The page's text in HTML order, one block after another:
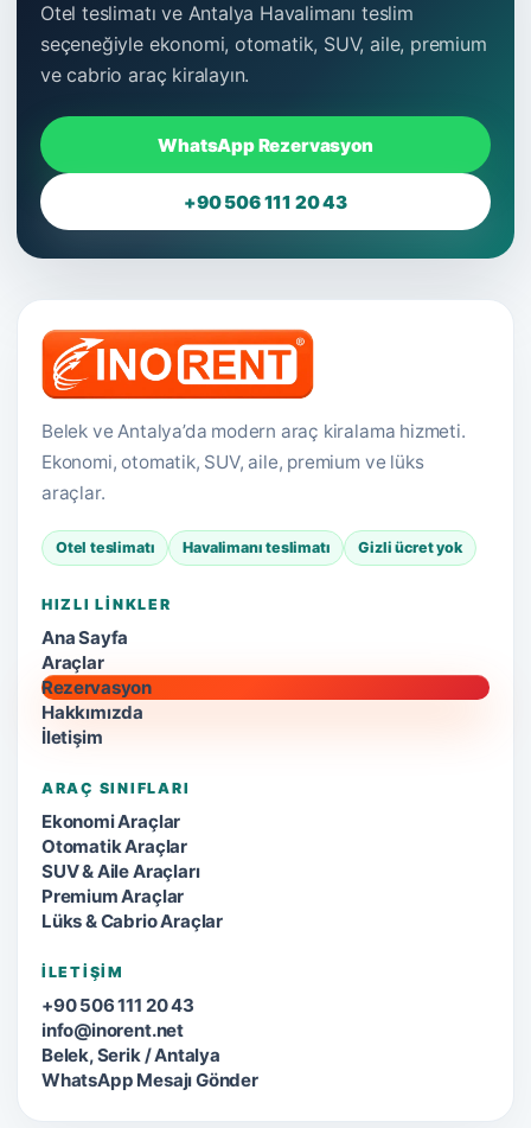
Otel teslimatı ve Antalya Havalimanı teslim
seçeneğiyle ekonomi, otomatik, SUV, aile, premium
ve cabrio araç kiralayın.
WhatsApp Rezervasyon
+90 506 111 20 43
Belek ve Antalya’da modern araç kiralama hizmeti.
Ekonomi, otomatik, SUV, aile, premium ve lüks
araçlar.
Otel teslimatı Havalimanı teslimatı Gizli ücret yok
HIZLI LINKLER
Ana Sayfa
Araçlar
Rezervasyon
Hakkımızda
İletişim
ARAÇ SINIFLARI
Ekonomi Araçlar
Otomatik Araçlar
SUV & Aile Araçları
Premium Araçlar
Lüks & Cabrio Araçlar
İLETIŞIM
+90 506 111 20 43
info@inorent.net
Belek, Serik / Antalya
WhatsApp Mesajı Gönder